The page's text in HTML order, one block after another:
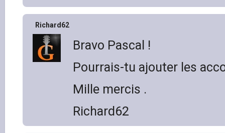
Richard62
Bravo Pascal !
Pourrais-tu ajouter les
Mille mercis .
Richard62